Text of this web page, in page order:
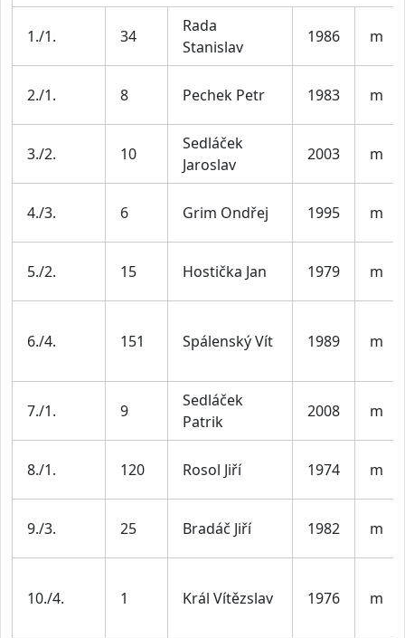
1./1. 34
Rada
Stanislav
1986 m
2./1. 8 Pechek Petr 1983 m
3./2. 10
Sedláček
Jaroslav
2003 m
4./3. 6 Grim Ondřej 1995 m
5./2. 15 Hostička Jan 1979 m
6./4. 151 Spálenský Vít 1989 m
7./1. 9
Sedláček
Patrik
2008 m
8./1. 120 Rosol Jiří 1974 m
9./3. 25 Bradáč Jiří 1982 m
10./4. 1 Král Vítězslav 1976 m